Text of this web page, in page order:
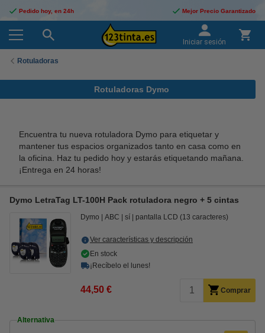
Pedido hoy, en 24h Mejor Precio Garantizado
Iniciar sesión
Rotuladoras
Rotuladoras Dymo
Encuentra tu nueva rotuladora Dymo para etiquetar y
mantener tus espacios organizados tanto en casa como en
la oficina. Haz tu pedido hoy y estarás etiquetando mañana.
¡Entrega en 24 horas!
Dymo LetraTag LT-100H Pack rotuladora negro + 5 cintas
Dymo ABC sí pantalla LCD (13 caracteres)
Ver características y descripción
En stock
¡Recíbelo el lunes!
44,50 € Comprar
Alternativa